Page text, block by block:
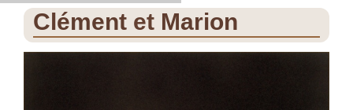
Clément et Marion